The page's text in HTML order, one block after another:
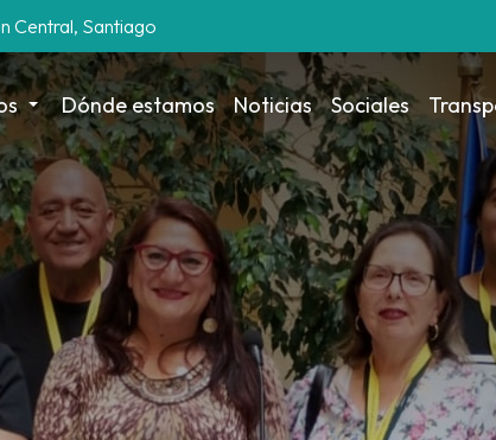
Central, Santiago
Dónde estamos Noticias Sociales